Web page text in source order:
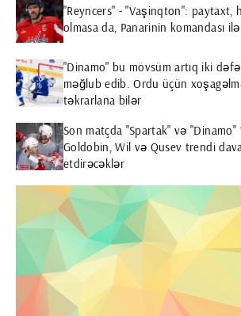
"Reyncers" - "Vaşinqton": paytaxt,
olmasa da, Panarinin komandası
"Dinamo" bu mövsüm artıq iki dəfə
məğlub edib. Ordu üçün
təkrarlana bilər
Son matçda "Spartak" və "Dinamo"
Goldobin, Wil və Qusev trendi
etdirəcəklər